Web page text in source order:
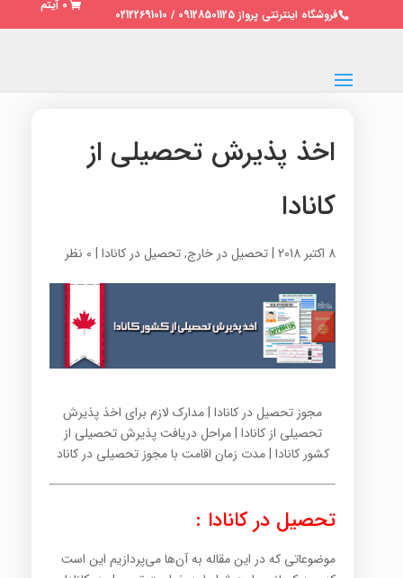
فروشگاه اینترنتی پرواز 09128501125 / 02122691010
0 آیتم
اخذ پذیرش تحصیلی از
کانادا
8 اکتبر 2018 |تحصیل در خارج,تحصیل در کانادا| 0 نظر
مجوز تحصیل در کانادا | مدارک لازم برای اخذ پذیرش
تحصیلی از کانادا | مراحل دریافت پذیرش تحصیلی از
کشور کانادا | مدت زمان اقامت با مجوز تحصیلی در کاناد
تحصیل در کانادا :
موضوعاتی که در این مقاله به آن‌ها می‌پردازیم این است